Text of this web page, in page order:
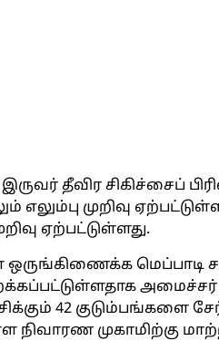
தீவிர சிகிச்சைப்
எலும்பு முறிவு
ஏற்பட்டுள்ளது.
மெப்பாடி
அமைச்சர்
42 குடும்பங்களை
நிவாரண முகாமிற்கு